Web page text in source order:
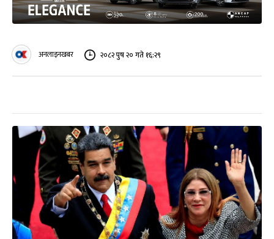
अनलाइनखबर २०८२ पुष २० गते १६:२९